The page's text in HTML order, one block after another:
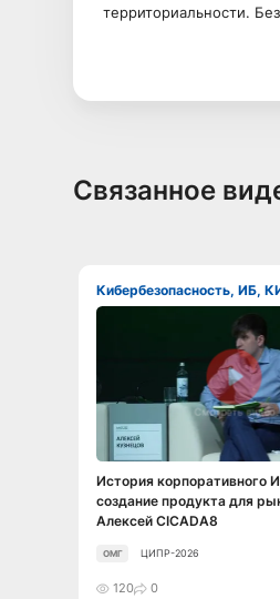
территориальности.
Связанное
Кибербезопасность, ИБ,
Смотреть видео
История корпоративного
создание продукта для
Алексей CICADA8
ОМГ ЦИПР-2026
120 0